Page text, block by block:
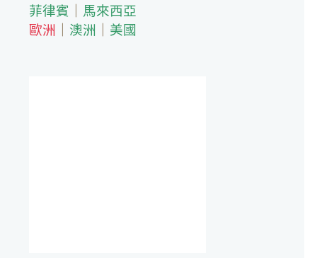
菲律賓
馬來西亞
歐洲
澳洲 美國